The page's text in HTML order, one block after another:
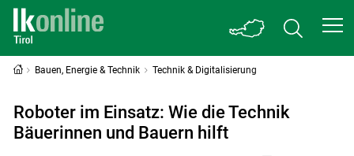
Bauen, Energie & Technik Technik & Digitalisierung
Roboter im Einsatz: Wie die Technik
Bäuerinnen und Bauern hilft